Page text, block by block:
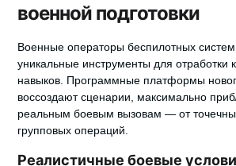
военной подготовки
Военные операторы беспилотных
уникальные инструменты для отработки
навыков. Программные платформы
воссоздают сценарии, максимально
реальным боевым вызовам — от
групповых операций.
Реалистичные боевые